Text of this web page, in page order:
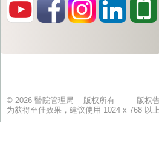
© 2026 醫院管理局 版权所有 版权
为获得至佳效果，建议使用 1024 x 768 以